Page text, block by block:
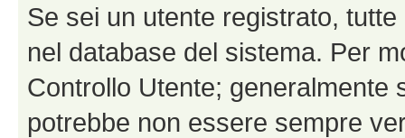
Se sei un utente registrato,
nel database del sistema. Per
Controllo Utente; generalmente
potrebbe non essere sempre